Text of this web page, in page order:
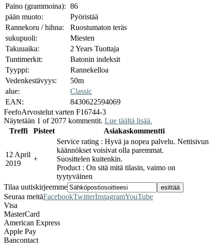
Paino (grammoina): 86
pään muoto:
Pyöristää
Rannekoru / hihna:
Ruostumaton teräs
sukupuoli:
Miesten
Takuuaika:
2 Years Tuottaja
Tuntimerkit:
Batonin indeksit
Tyyppi:
Rannekelloa
Vedenkestävyys:
50m
alue:
Classic
EAN:
8430622594069
FeefoArvostelut varten F16744-3
Näytetään 1 of 2077 kommentit. Lue täältä lisää.
Treffi
Pisteet Asiakaskommentti
12 April
2019
+
Service rating : Hyvä ja nopea palvelu. Nettisivun
käännökset voisivat olla paremmat.
Suosittelen kuitenkin.
Product : On sitä mitä tilasin, vaimo on
tyytyväinen
Tilaa uutiskirjeemme
Seuraa meitäFacebookTwitterInstagramYouTube
Visa
MasterCard
American Express
Apple Pay
Bancontact